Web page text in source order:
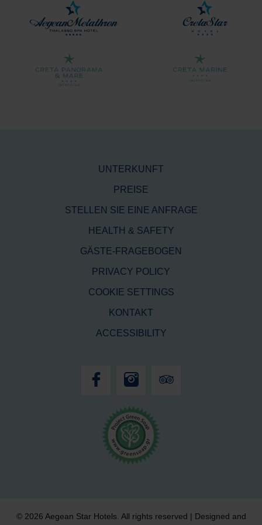
UNTERKUNFT
PREISE
STELLEN SIE EINE ANFRAGE
HEALTH & SAFETY
GÄSTE-FRAGEBOGEN
PRIVACY POLICY
COOKIE SETTINGS
KONTAKT
ACCESSIBILITY
© 2026 Aegean Star Hotels. All rights reserved | Designed and